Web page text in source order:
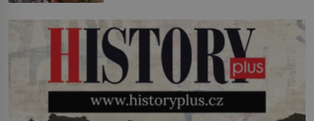
neobvyklou výzvou. Tomu, kdo dokáže
dopravit ze severního polárního kruhu
na […]
právě v ní je síla stromu. Smola také
patří k nejstarším surovinám, s nimiž
lidstvo pracovalo. Chrání strom před
infekcí, hmyzem a vysycháním. Dá se
říct, že je to přírodní […]